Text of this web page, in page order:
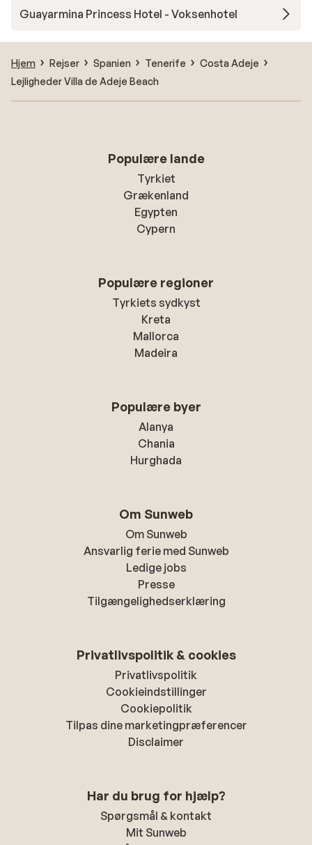
Guayarmina Princess Hotel - Voksenhotel
Hjem Rejser Spanien Tenerife
Costa Adeje
Lejligheder Villa de Adeje Beach
Populære lande
Tyrkiet
Grækenland
Egypten
Cypern
Populære regioner
Tyrkiets sydkyst
Kreta
Mallorca
Madeira
Populære byer
Alanya
Chania
Hurghada
Om Sunweb
Om Sunweb
Ansvarlig ferie med Sunweb
Ledige jobs
Presse
Tilgængelighedserklæring
Privatlivspolitik & cookies
Privatlivspolitik
Cookieindstillinger
Cookiepolitik
Tilpas dine marketingpræferencer
Disclaimer
Har du brug for hjælp?
Spørgsmål & kontakt
Mit Sunweb